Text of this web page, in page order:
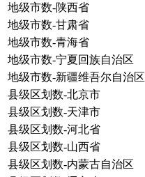
地级市数-陕西省
地级市数-甘肃省
地级市数-青海省
地级市数-宁夏回族自治区
地级市数-新疆维吾尔自治区
县级区划数-北京市
县级区划数-天津市
县级区划数-河北省
县级区划数-山西省
县级区划数-内蒙古自治区